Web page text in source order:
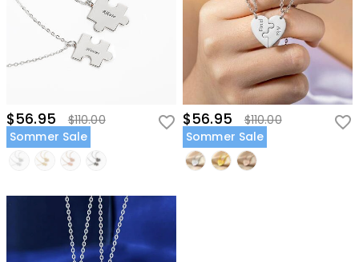
$56.95
$110.00
Sommer Sale
$56.95
$110.00
Sommer Sale